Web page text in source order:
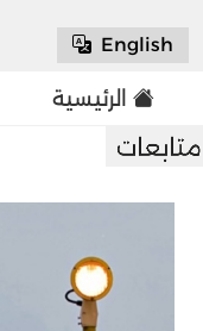
English
الرئيسية